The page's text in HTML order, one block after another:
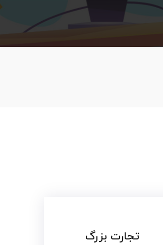
تجارت بزرگ